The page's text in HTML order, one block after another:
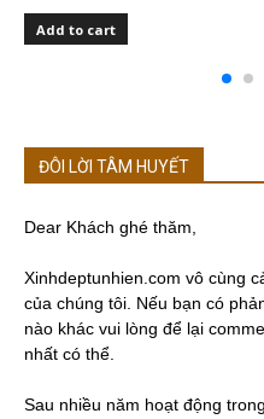
Add to cart
ĐÔI LỜI TÂM HUYẾT
Dear Khách ghé thăm,
Xinhdeptunhien.com vô cùng
của chúng tôi. Nếu bạn có
nào khác vui lòng để lại
nhất có thể.
Sau nhiều năm hoạt động